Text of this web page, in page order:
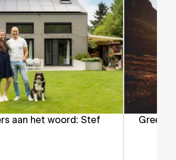
aan het woord: Stef
Green